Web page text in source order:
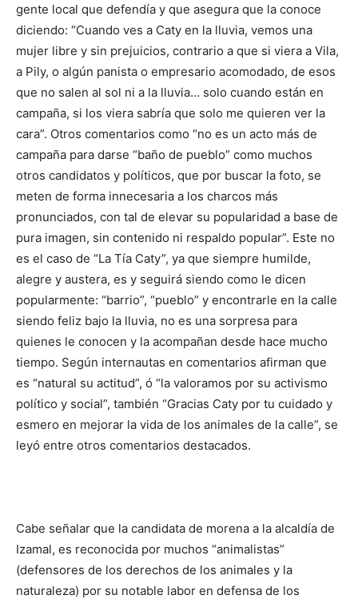
gente local que defendía y que asegura que la conoce
diciendo: “Cuando ves a Caty en la lluvia, vemos una
mujer libre y sin prejuicios, contrario a que si viera a Vila,
a Pily, o algún panista o empresario acomodado, de esos
que no salen al sol ni a la lluvia… solo cuando están en
campaña, si los viera sabría que solo me quieren ver la
cara”. Otros comentarios como “no es un acto más de
campaña para darse “baño de pueblo” como muchos
otros candidatos y políticos, que por buscar la foto, se
meten de forma innecesaria a los charcos más
pronunciados, con tal de elevar su popularidad a base de
pura imagen, sin contenido ni respaldo popular”. Este no
es el caso de “La Tía Caty”, ya que siempre humilde,
alegre y austera, es y seguirá siendo como le dicen
popularmente: “barrio”, “pueblo” y encontrarle en la calle
siendo feliz bajo la lluvia, no es una sorpresa para
quienes le conocen y la acompañan desde hace mucho
tiempo. Según internautas en comentarios afirman que
es “natural su actitud”, ó “la valoramos por su activismo
político y social”, también “Gracias Caty por tu cuidado y
esmero en mejorar la vida de los animales de la calle”, se
leyó entre otros comentarios destacados.
Cabe señalar que la candidata de morena a la alcaldía de
Izamal, es reconocida por muchos “animalistas”
(defensores de los derechos de los animales y la
naturaleza) por su notable labor en defensa de los